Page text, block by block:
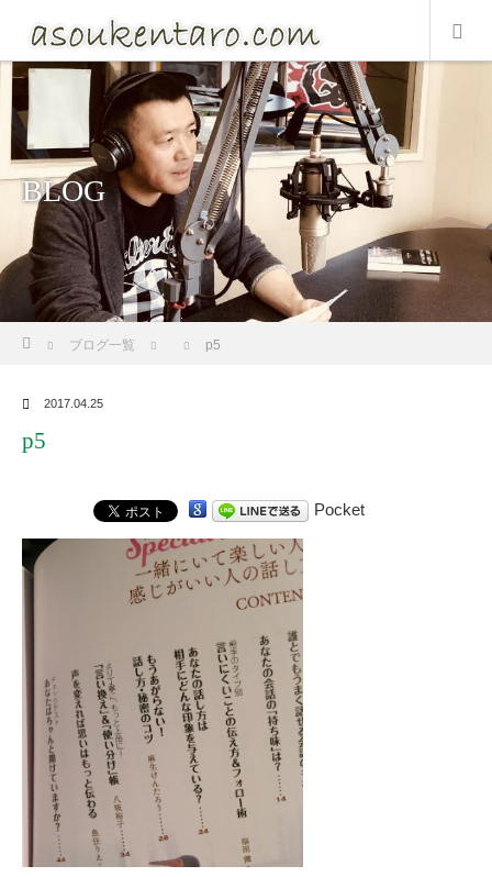
BLOG
ブログ一覧 p5
2017.04.25
p5
Pocket